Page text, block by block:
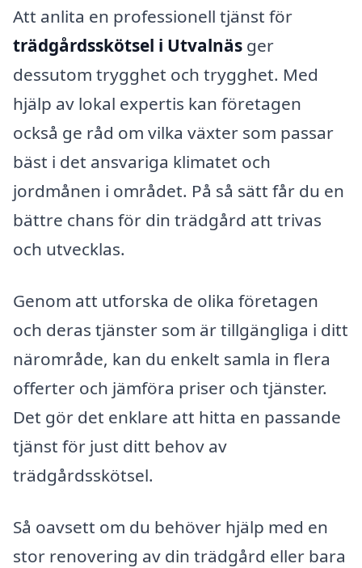
Att anlita en professionell tjänst för
trädgårdsskötsel i Utvalnäs ger
dessutom trygghet och trygghet. Med
hjälp av lokal expertis kan företagen
också ge råd om vilka växter som passar
bäst i det ansvariga klimatet och
jordmånen i området. På så sätt får du en
bättre chans för din trädgård att trivas
och utvecklas.
Genom att utforska de olika företagen
och deras tjänster som är tillgängliga i ditt
närområde, kan du enkelt samla in flera
offerter och jämföra priser och tjänster.
Det gör det enklare att hitta en passande
tjänst för just ditt behov av
trädgårdsskötsel.
Så oavsett om du behöver hjälp med en
stor renovering av din trädgård eller bara